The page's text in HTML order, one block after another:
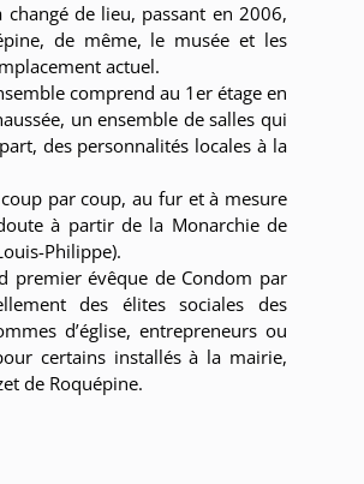
de lieu, passant en 2006,
de même, le musée et les
actuel.
comprend au 1er étage en
un ensemble de salles qui
des personnalités locales à la
par coup, au fur et à mesure
à partir de la Monarchie de
Philippe).
premier évêque de Condom par
des élites sociales des
d’église, entrepreneurs ou
certains installés à la mairie,
de Roquépine.